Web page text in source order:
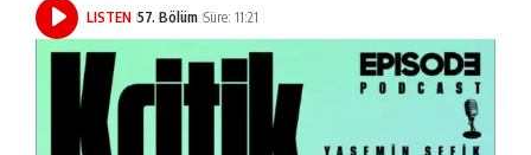
LISTEN 57. Bölüm Süre: 11:21